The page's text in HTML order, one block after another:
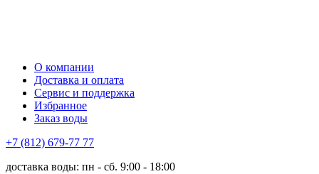
О компании
Доставка и оплата
Сервис и поддержка
Избранное
Заказ воды
+7 (812) 679-77 77
доставка воды: пн - сб. 9:00 - 18:00